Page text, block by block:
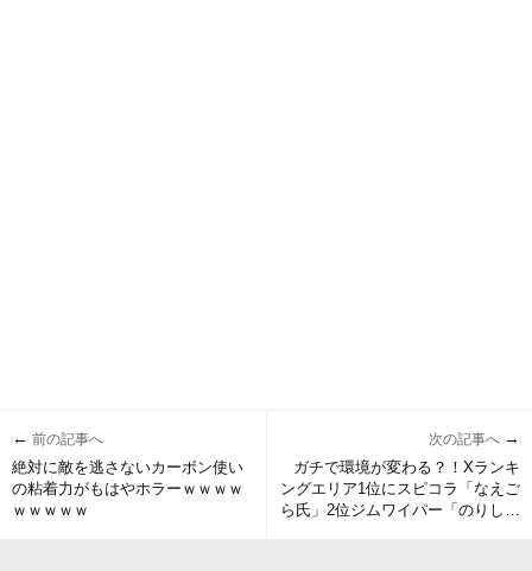
← 前の記事へ
絶対に敵を逃さないカーボン使い
の粘着力がもはやホラーｗｗｗｗ
ｗｗｗｗｗ
次の記事へ →
ガチで環境が変わる？！Xランキ
ングエリア1位にスピコラ「なえご
ら氏」2位ジムワイパー「のりしお